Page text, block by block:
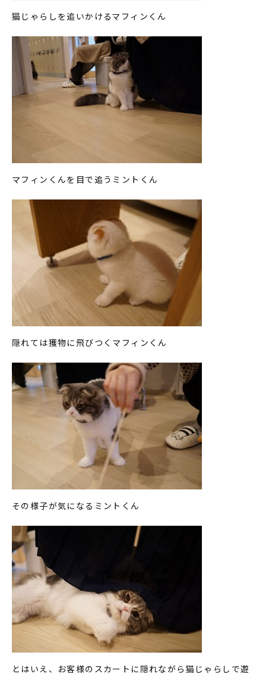
猫じゃらしを追いかけるマフィンくん
マフィンくんを目で追うミントくん
隠れては獲物に飛びつくマフィンくん
その様子が気になるミントくん
とはいえ、お客様のスカートに隠れながら猫じゃらしで遊